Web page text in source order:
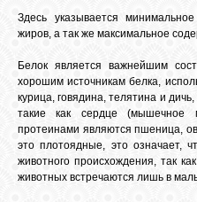
Здесь указывается
жиров, а так же максимальное
Белок является важнейшим
хорошим источникам белка,
курица, говядина, телятина и
такие как сердце (мышечное
протеинами являются пшеница,
это плотоядные, это означает,
животного происхождения, так
животных встречаются лишь в